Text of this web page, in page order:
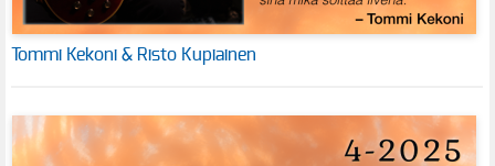
Tommi Kekoni & Risto Kupiainen